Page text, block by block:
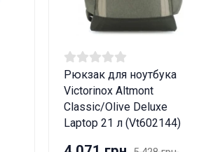
Рюкзак для ноутбука
Victorinox Altmont
Classic/Olive Deluxe
Laptop 21 л (Vt602144)